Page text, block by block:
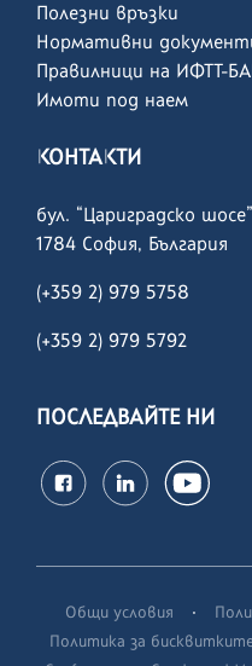
Полезни връзки
Нормативни
Правилници на ИФТТ-
Имоти под наем
КОНТАКТИ
бул. “Цариградско
1784 София, България
(+359 2) 979 5758
(+359 2) 979 5792
ПОСЛЕДВАЙТЕ НИ
Общи условия ·
Политика за